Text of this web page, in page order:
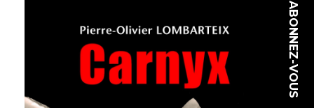
ABONNEZ-VOUS